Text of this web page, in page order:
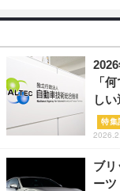
「
し
特集
ブ
ー